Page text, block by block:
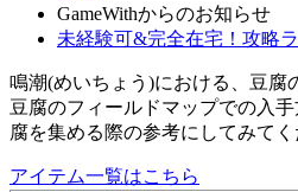
GameWithからのお知らせ
未経験可&完全在宅！攻略
鳴潮(めいちょう)における、豆腐
豆腐のフィールドマップでの入
腐を集める際の参考にしてみてく
アイテム一覧はこちら